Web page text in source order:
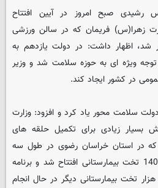
رشیدی صبح امروز در آیین افتتاح
حضرت زهرا(س) فریمان که در سالن ورزشی
شد، اظهار داشت: در دولت یازدهم به
ویژه ای به حوزه سلامت شد و وزیر
در کشور ایجاد کند.
سلامت محور یاد کرد و افزود: وزارت
بسیار زیادی برای تکمیل حلقه های
که در استان خراسان رضوی در طول سه
سال و نیم گذشته، بیش از 1400 تخت بیمارستانی افتتاح شد و برنامه
تخت بیمارستانی دیگر در حال انجام